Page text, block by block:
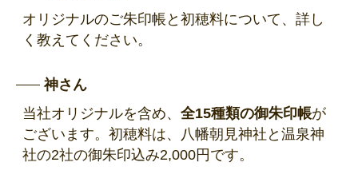
オリジナルのご朱印帳と初穂料について、詳し
く教えてください。
神さん
当社オリジナルを含め、 全15種類の御朱印帳が
ございます。初穂料は、八幡朝見神社と温泉神
社の2社の御朱印込み2,000円です。